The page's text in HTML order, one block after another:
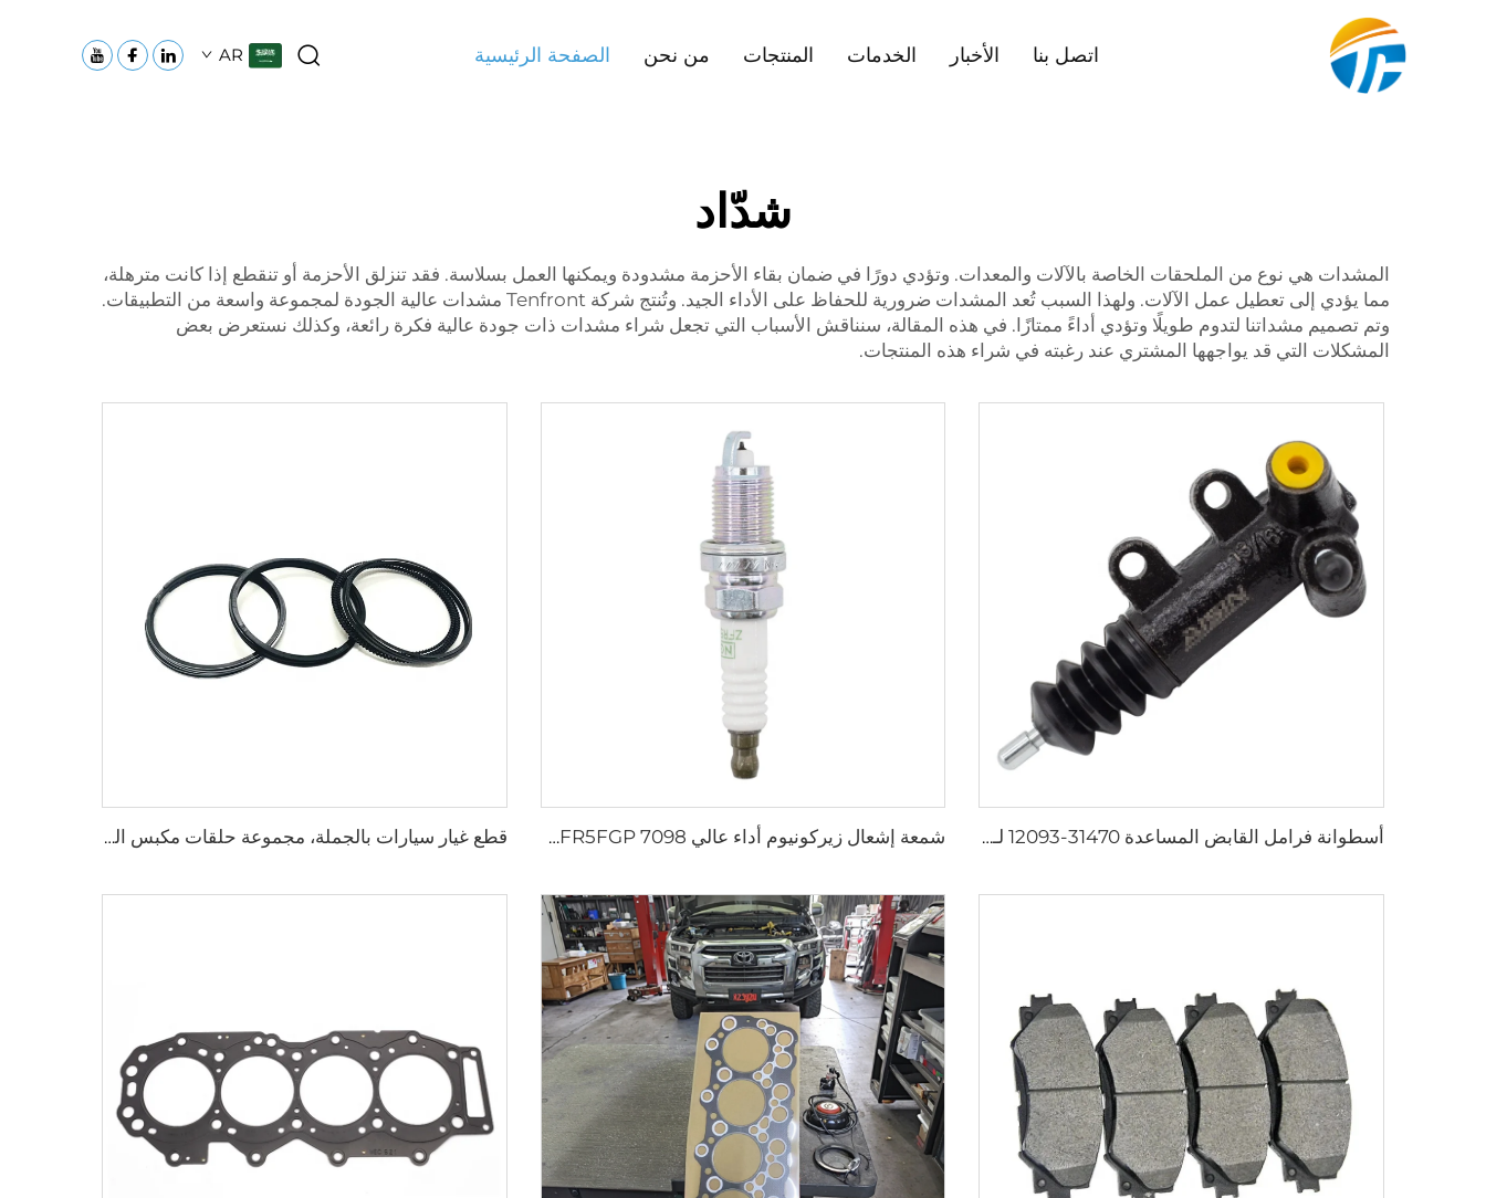
الصفحة الرئيسية من نحن المنتجات الخدمات الأخبار اتصل بنا AR
شدّاد
المشدات هي نوع من الملحقات الخاصة بالآلات والمعدات. وتؤدي دورًا في ضمان بقاء الأحزمة مشدودة ويمكنها العمل بسلاسة. فقد تنزلق الأحزمة أو تنقطع إذا كانت مترهلة،
مما يؤدي إلى تعطيل عمل الآلات. ولهذا السبب تُعد المشدات ضرورية للحفاظ على الأداء الجيد. وتُنتج شركة Tenfront مشدات عالية الجودة لمجموعة واسعة من التطبيقات.
وتم تصميم مشداتنا لتدوم طويلًا وتؤدي أداءً ممتازًا. في هذه المقالة، سنناقش الأسباب التي تجعل شراء مشدات ذات جودة عالية فكرة رائعة، وكذلك نستعرض بعض
المشكلات التي قد يواجهها المشتري عند رغبته في شراء هذه المنتجات.
أسطوانة فرامل القابض المساعدة 31470-12093 لـ تويوتا أفانسيس كورولا بريميو ياريس 1.6 شمعة إشعال زيركونيوم أداء عالي ZFR5FGP 7098 لسيارات كرايسلر دودج جراند تشيروكى جيب 4.0 قطع غيار سيارات بالجملة، مجموعة حلقات مكبس المحرك 1GR رقم 13011-31100 و13013-31100، لسيارات تويوتا 4 RUNNER وFJ CRUISER وTUNDRA بمحرك 4.0